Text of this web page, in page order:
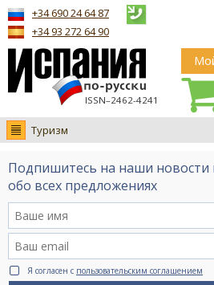
ISSN–2462-4241
+34 690 24 64 87
+34 93 272 64 90
Туризм
Новости
Интервью
Видео Ruso.TV
BCN life
Сервис на немецком
Подпишитесь на наши новости
обо всех предложениях
Я согласен с пользовательским соглашением